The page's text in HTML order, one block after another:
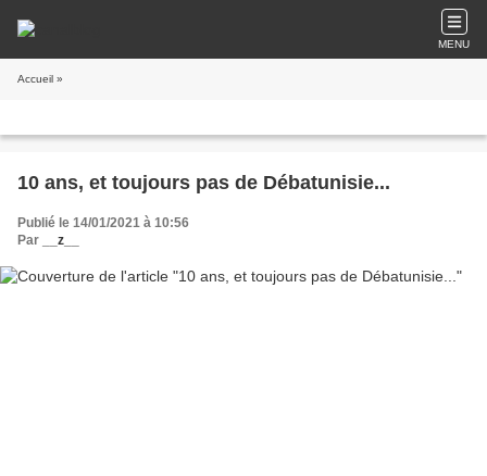
MENU
Accueil »
10 ans, et toujours pas de Débatunisie...
Publié le 14/01/2021 à 10:56
Par
__z__